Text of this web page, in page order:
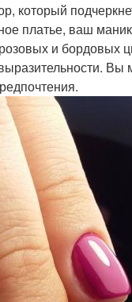
на свадьбе
к бордовому
платью
с платьем
Бижутерия к
платью
который
платье, ваш
и бордовых
Вы